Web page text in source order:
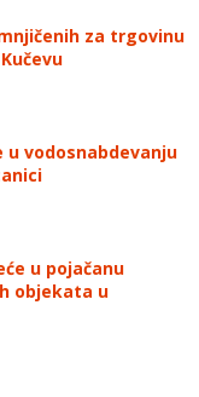
za trgovinu
u vodosnabdevanju
u pojačanu
objekata u